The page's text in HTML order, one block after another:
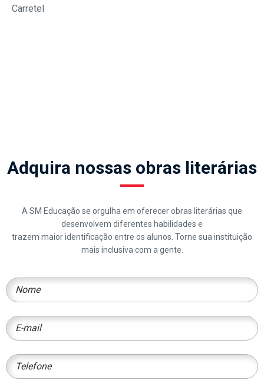
Carretel
Adquira nossas obras literárias
A SM Educação se orgulha em oferecer obras literárias que
desenvolvem diferentes habilidades e
trazem maior identificação entre os alunos. Torne sua instituição
mais inclusiva com a gente.